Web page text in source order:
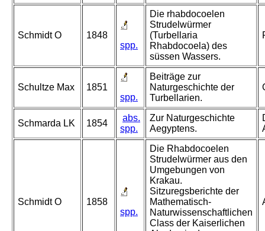
Schmidt O
1848
spp.
Die rhabdocoelen
Strudelwürmer
(Turbellaria
Rhabdocoela) des
süssen Wassers.
Schultze Max
1851
spp.
Beiträge zur
Naturgeschichte der
Turbellarien.
Schmarda LK 1854
abs.
spp.
Zur Naturgeschichte
Aegyptens.
Schmidt O
1858
spp.
Die Rhabdocoelen
Strudelwürmer aus den
Umgebungen von
Krakau.
Sitzuregsberichte der
Mathematisch-
Naturwissenschaftlichen
Class der Kaiserlichen